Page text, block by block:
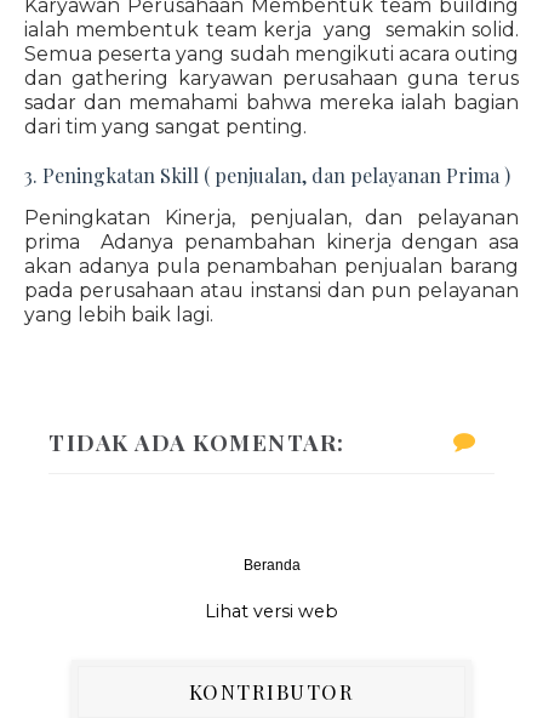
Karyawan Perusahaan Membentuk team building
ialah membentuk team kerja yang semakin solid.
Semua peserta yang sudah mengikuti acara outing
dan gathering karyawan perusahaan guna terus
sadar dan memahami bahwa mereka ialah bagian
dari tim yang sangat penting.
3. Peningkatan Skill ( penjualan, dan pelayanan Prima )
Peningkatan Kinerja, penjualan, dan pelayanan
prima Adanya penambahan kinerja dengan asa
akan adanya pula penambahan penjualan barang
pada perusahaan atau instansi dan pun pelayanan
yang lebih baik lagi.
TIDAK ADA KOMENTAR:
Beranda
Lihat versi web
KONTRIBUTOR